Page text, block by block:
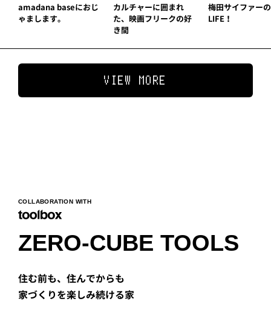
amadana baseにおじ
ゃまします。
カルチャーに囲まれ
た、映画フリークの好
き間
梅田サイファー
LIFE！
VIEW MORE
COLLABORATION WITH
ZERO-CUBE TOOLS
住む前も、住んでからも
家づくりを楽しみ続ける家